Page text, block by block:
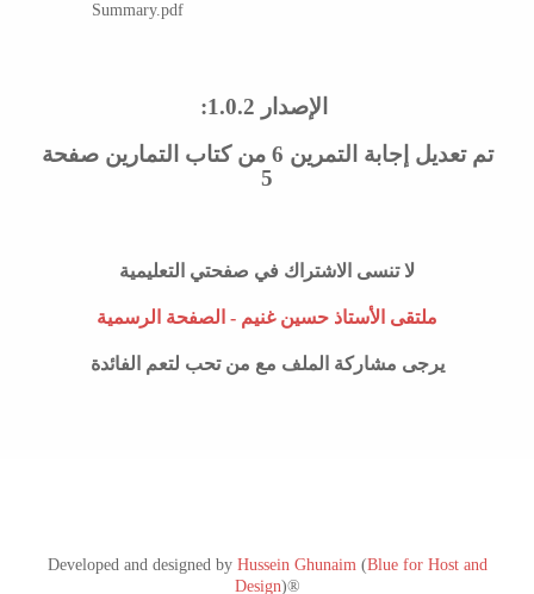
Summary.pdf
الإصدار 1.0.2:
تم تعديل إجابة التمرين 6 من كتاب التمارين صفحة
5
لا تنسى الاشتراك في صفحتي التعليمية
ملتقى الأستاذ حسين غنيم - الصفحة الرسمية
يرجى مشاركة الملف مع من تحب لتعم الفائدة
Developed and designed by Hussein Ghunaim(Blue for Host and
Design)®